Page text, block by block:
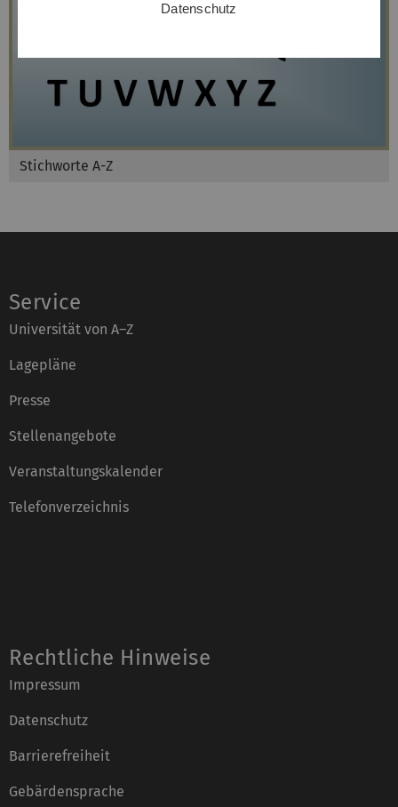
Stichworte A-Z
Service
Universität von A–Z
Lagepläne
Presse
Stellenangebote
Veranstaltungskalender
Telefonverzeichnis
Rechtliche Hinweise
Impressum
Datenschutz
Barrierefreiheit
Gebärdensprache
Datenschutz